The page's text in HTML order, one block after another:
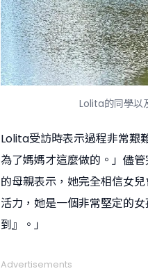
Lolita的同學以
Lolita受訪時表示過程非常艱
為了媽媽才這麼做的。」儘
的母親表示，她完全相信女
活力，她是一個非常堅定的
到』。」
Advertisements